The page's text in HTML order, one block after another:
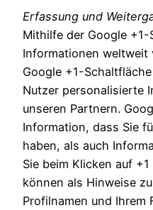
Erfassung und
Mithilfe der Google
Informationen
Google +1-
Nutzer personalisierte
unseren Partnern.
Information, dass Sie
haben, als auch
Sie beim Klicken auf
können als Hinweise
Profilnamen und Ihrem